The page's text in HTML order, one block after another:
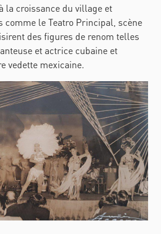
la croissance du village et
comme le Teatro Principal, scène
des figures de renom telles
et actrice cubaine et
vedette mexicaine.